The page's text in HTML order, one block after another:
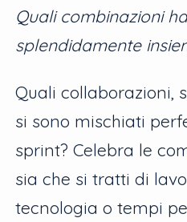
Quali combinazioni
splendidamente
Quali collaborazioni,
si sono mischiati
sprint? Celebra le
sia che si tratti di
tecnologia o tempi